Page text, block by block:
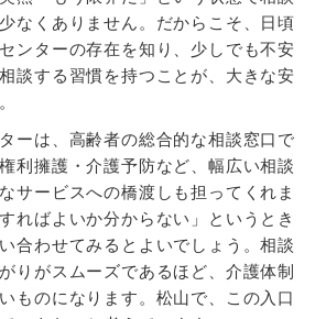
なくありません。だからこそ、日頃
ンターの存在を知り、少しでも不安
談する習慣を持つことが、大きな安
ーは、高齢者の総合的な相談窓口で
利擁護・介護予防など、幅広い相談
サービスへの橋渡しも担ってくれま
ればよいか分からない」というとき
合わせてみるとよいでしょう。相談
りがスムーズであるほど、介護体制
ものになります。松山で、この入口